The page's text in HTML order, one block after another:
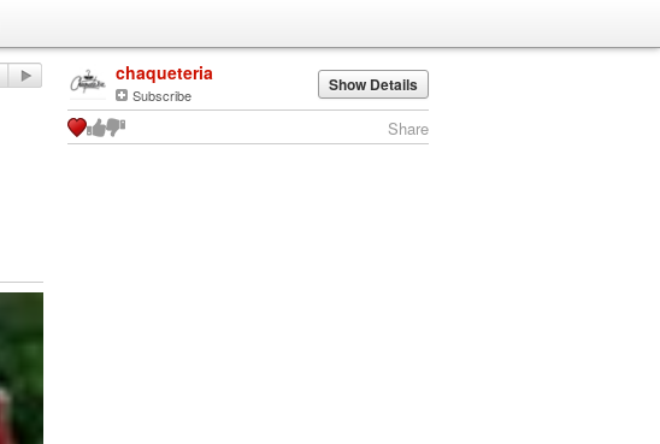
chaqueteria
Subscribe Show Details
Share